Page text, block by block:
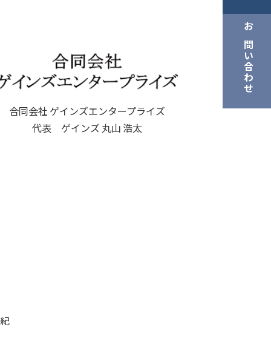
合同会社 ゲインズエンタープライズ
代表 ゲインズ 丸山 浩太
お問い合わせ